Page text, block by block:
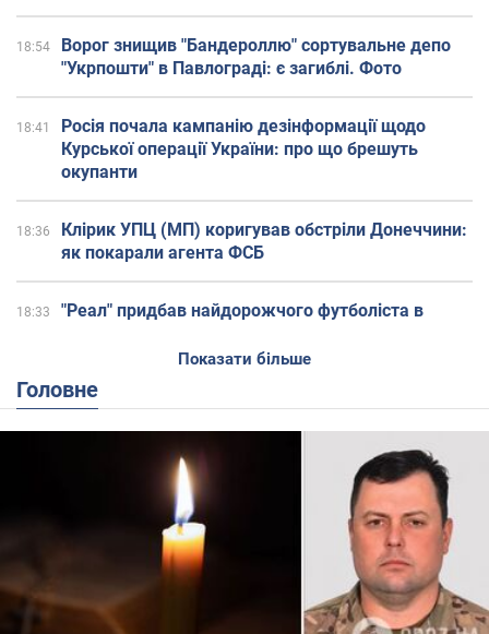
Ворог знищив "Бандероллю" сортувальне депо
"Укрпошти" в Павлограді: є загиблі. Фото
18:54
Росія почала кампанію дезінформації щодо
Курської операції України: про що брешуть
окупанти
18:41
Клірик УПЦ (МП) коригував обстріли Донеччини:
як покарали агента ФСБ
18:36
"Реал" придбав найдорожчого футболіста в
18:33
У Польщі вандали пошкодили український
військовий меморіал: як відреагували в
посольстві. Фото
18:04
Який одяг носити в спеку: 5 порад від стилістів
Ціни можуть зрости вже в серпні: українців
закликали готуватися подорожчання цілої групи
продуктів
Показати більше
Головне